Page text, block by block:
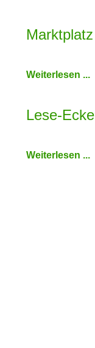
Marktplatz
Weiterlesen ...
Lese-Ecke
Weiterlesen ...